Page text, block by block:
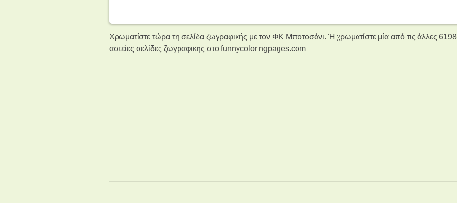
Χρωματίστε τώρα τη σελίδα ζωγραφικής με τον ΦΚ Μποτοσάνι. Ή χρωματίστε μία από τις άλλες 6198
αστείες σελίδες ζωγραφικήςστο funnycoloringpages.com